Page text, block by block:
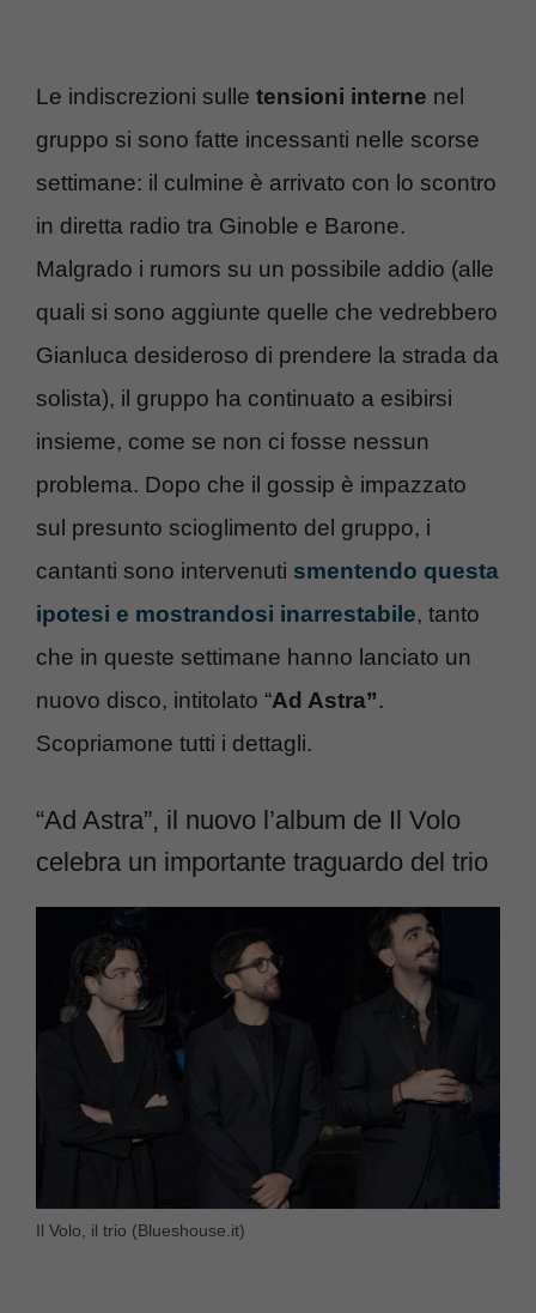
Le indiscrezioni sulle tensioni interne nel
gruppo si sono fatte incessanti nelle scorse
settimane: il culmine è arrivato con lo scontro
in diretta radio tra Ginoble e Barone.
Malgrado i rumors su un possibile addio (alle
quali si sono aggiunte quelle che vedrebbero
Gianluca desideroso di prendere la strada da
solista), il gruppo ha continuato a esibirsi
insieme, come se non ci fosse nessun
problema. Dopo che il gossip è impazzato
sul presunto scioglimento del gruppo, i
cantanti sono intervenuti smentendo questa
ipotesi e mostrandosi inarrestabile, tanto
che in queste settimane hanno lanciato un
nuovo disco, intitolato “Ad Astra”.
Scopriamone tutti i dettagli.
“Ad Astra”, il nuovo l’album de Il Volo
celebra un importante traguardo del trio
Il Volo, il trio (Blueshouse.it)